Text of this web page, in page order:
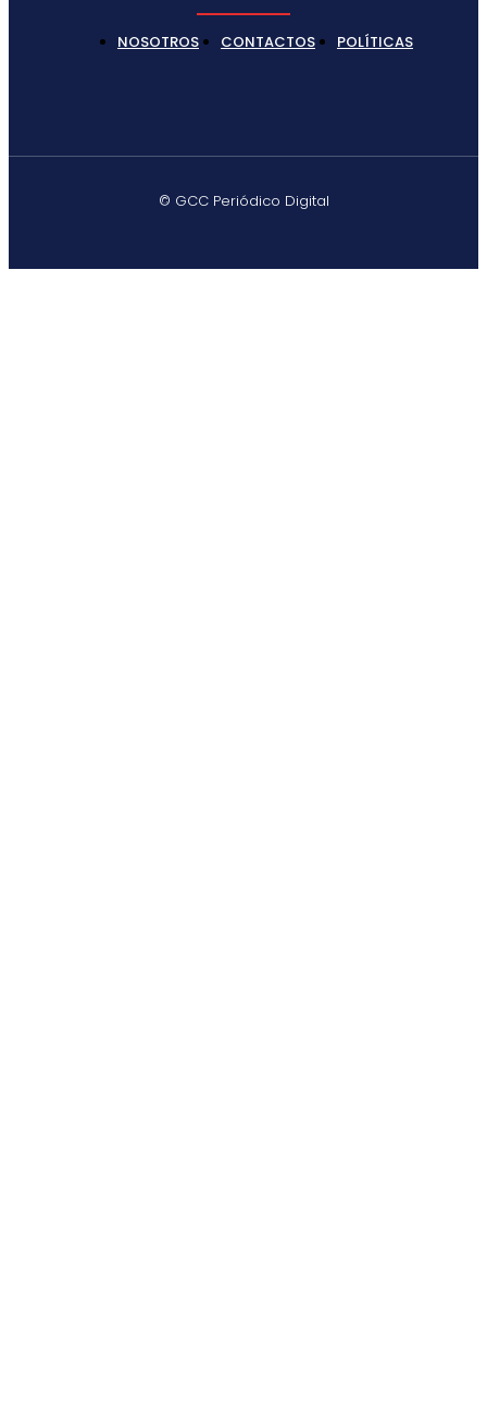
NOSOTROS CONTACTOS POLÍTICAS
© GCC Periódico Digital